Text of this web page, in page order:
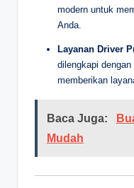
modern untuk
Anda.
Layanan Driver
dilengkapi dengan
memberikan
Baca Juga:
Mudah